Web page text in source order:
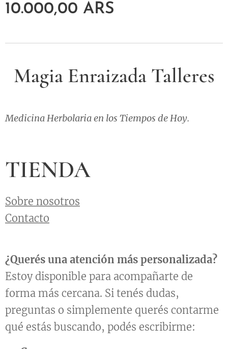
10.000,00 ARS
Magia Enraizada Talleres
Medicina Herbolaria en los Tiempos de Hoy.
TIENDA
Sobre nosotros
Contacto
¿Querés una atención más personalizada?
Estoy disponible para acompañarte de
forma más cercana. Si tenés dudas,
preguntas o simplemente querés contarme
qué estás buscando, podés escribirme: